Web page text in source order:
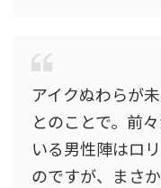
アイクぬわらが
とのことで。前
いる男性陣はロ
のですが、まさ